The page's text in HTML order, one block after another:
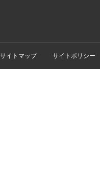
サイトマップ サイトポリシー